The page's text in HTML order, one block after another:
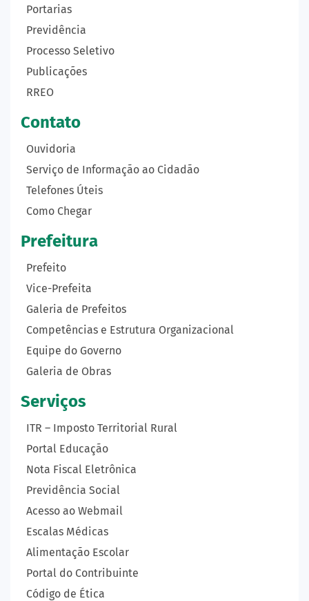
Portarias
Previdência
Processo Seletivo
Publicações
RREO
Contato
Ouvidoria
Serviço de Informação ao Cidadão
Telefones Úteis
Como Chegar
Prefeitura
Prefeito
Vice-Prefeita
Galeria de Prefeitos
Competências e Estrutura Organizacional
Equipe do Governo
Galeria de Obras
Serviços
ITR – Imposto Territorial Rural
Portal Educação
Nota Fiscal Eletrônica
Previdência Social
Acesso ao Webmail
Escalas Médicas
Alimentação Escolar
Portal do Contribuinte
Código de Ética